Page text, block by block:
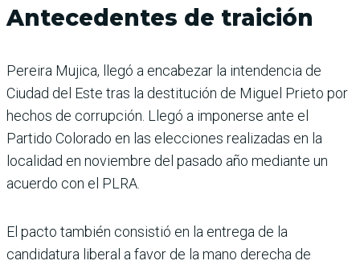
Antecedentes de traición
Pereira Mujica, llegó a encabezar la intendencia de
Ciudad del Este tras la destitución de Miguel Prieto por
hechos de corrupción. Llegó a imponerse ante el
Partido Colorado en las elecciones realizadas en la
localidad en noviembre del pasado año mediante un
acuerdo con el PLRA.
El pacto también consistió en la entrega de la
candidatura liberal a favor de la mano derecha de